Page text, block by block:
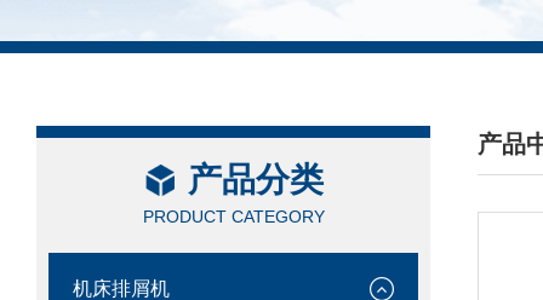
产品分类
PRODUCT CATEGORY
机床排屑机
产品
/